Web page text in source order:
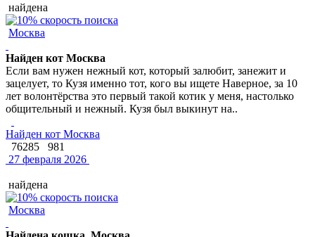
найдена
Москва
Найден кот Москва
Если вам нужен нежный кот, который залюбит, занежит и
зацелует, то Кузя именно тот, кого вы ищете Наверное, за 10
лет волонтёрства это первый такой котик у меня, настолько
общительный и нежный. Кузя был выкинут на..
Найден кот Москва
76285
981
27 февраля 2026
найдена
Москва